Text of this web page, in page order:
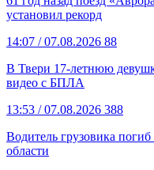
установил рекорд
14:07 / 07.08.2026 88
В Твери 17-летнюю
видео с БПЛА
13:53 / 07.08.2026 388
Водитель грузовика
области